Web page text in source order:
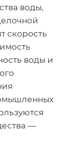
воды,
скорость
воды и
—